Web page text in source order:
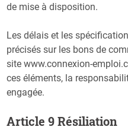
de mise à disposition.
Les délais et les
précisés sur les bons de
site www.connexion-
ces éléments, la
engagée.
Article 9 Résiliation